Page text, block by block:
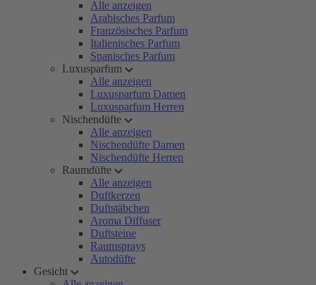
Alle anzeigen
Arabisches Parfum
Französisches Parfum
Italienisches Parfum
Spanisches Parfum
Luxusparfum
Alle anzeigen
Luxusparfum Damen
Luxusparfum Herren
Nischendüfte
Alle anzeigen
Nischendüfte Damen
Nischendüfte Herren
Raumdüfte
Alle anzeigen
Duftkerzen
Duftstäbchen
Aroma Diffuser
Duftsteine
Raumsprays
Autodüfte
Gesicht